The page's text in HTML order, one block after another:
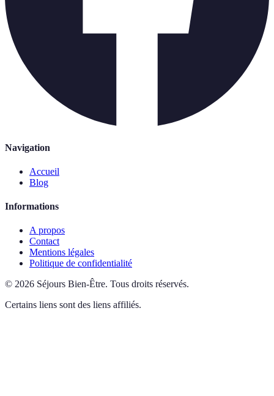
Navigation
Accueil
Blog
Informations
A propos
Contact
Mentions légales
Politique de confidentialité
© 2026 Séjours Bien-Être. Tous droits réservés.
Certains liens sont des liens affiliés.